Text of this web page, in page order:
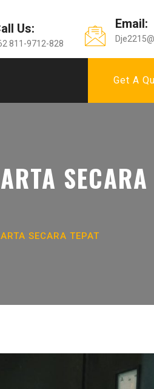
Us:
811-9712-828
Email:
Get A
SECARA TEPAT